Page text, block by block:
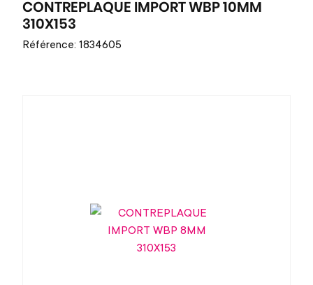
CONTREPLAQUE IMPORT WBP 10MM
310X153
Référence: 1834605